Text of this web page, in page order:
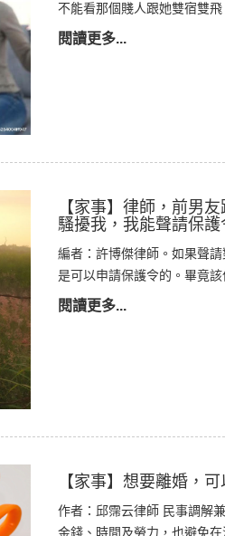
不能看那個賤人跟她雙宿雙飛
閱讀更多...
【家事】律師，前男
騷擾我，我能聲請保護
編者：許博傑律師。如果聲
是可以申請保護令的。畢竟
閱讀更多...
【家事】想要離婚，
作者：邱霈云律師 民事調解
金錢、時間及勞力，也避免